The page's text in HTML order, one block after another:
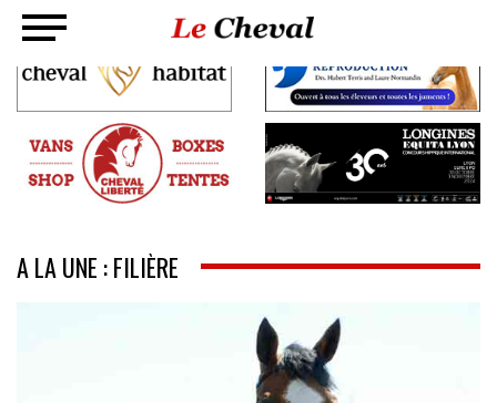
A LA UNE : FILIÈRE